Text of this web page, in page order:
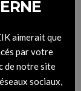
aimerait que
par votre
de notre site
sociaux,